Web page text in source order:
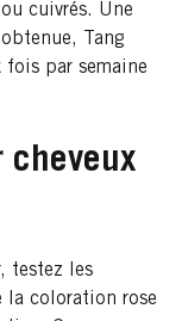
cuivrés. Une
Tang
fois par semaine
cheveux
testez les
la coloration rose